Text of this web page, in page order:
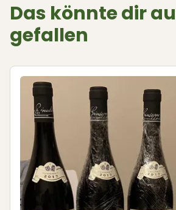
Das könnte dir
gefallen